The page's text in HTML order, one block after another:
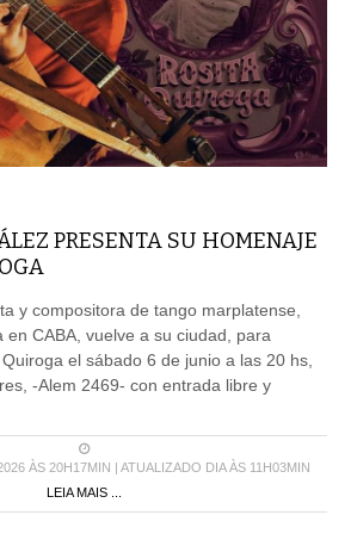
PRESENTA SU HOMENAJE
y compositora de tango marplatense,
en CABA, vuelve a su ciudad, para
el sábado 6 de junio a las 20 hs,
-Alem 2469- con entrada libre y
ÀS 20H17MIN | ATUALIZADO DIA ÀS 11H03MIN
LEIA MAIS ...